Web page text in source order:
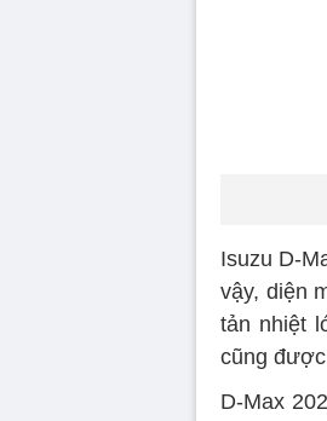
Isuzu D-
vậy, diện
tản nhiệt
cũng
D-Max